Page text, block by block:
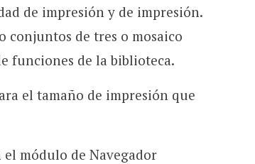
de impresión y de impresión.
conjuntos de tres o mosaico
funciones de la biblioteca.
el tamaño de impresión que
módulo de Navegador